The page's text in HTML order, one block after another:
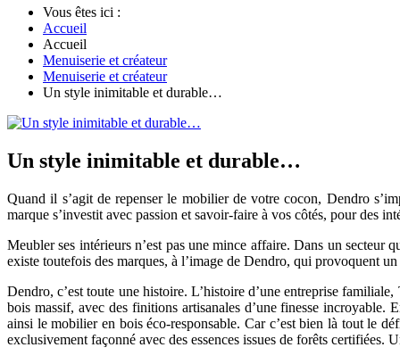
Vous êtes ici :
Accueil
Accueil
Menuiserie et créateur
Menuiserie et créateur
Un style inimitable et durable…
Un style inimitable et durable…
Quand il s’agit de repenser le mobilier de votre cocon, Dendro
marque s’investit avec passion et savoir-faire à vos côtés, pour des
Meubler ses intérieurs n’est pas une mince affaire. Dans un
existe toutefois des marques, à l’image de Dendro, qui provoquent
Dendro, c’est toute une histoire. L’histoire d’une entreprise
bois massif, avec des finitions artisanales d’une finesse incroyable.
ainsi le mobilier en bois éco-responsable. Car c’est bien là tout le
exclusivement façonné avec des essences issues de forêts